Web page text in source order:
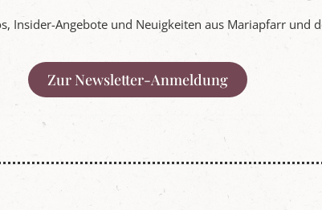
Insider-Angebote und Neuigkeiten aus Mariapfarr und
Zur Newsletter-Anmeldung